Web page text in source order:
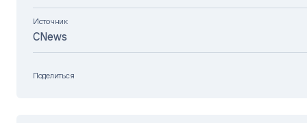
Источник
CNews
Поделиться